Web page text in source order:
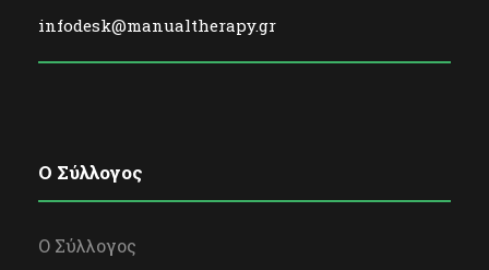
infodesk@manualtherapy.gr
O Σύλλογος
Ο Σύλλογος